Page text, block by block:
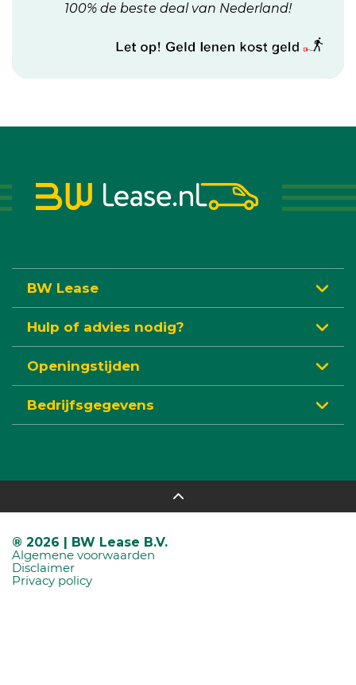
100% de beste deal van Nederland!
BW Lease
Hulp of advies nodig?
Openingstijden
Bedrijfsgegevens
® 2026 | BW Lease B.V.
Algemene voorwaarden
Disclaimer
Privacy policy